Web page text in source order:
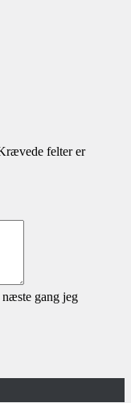
felter er
gang jeg